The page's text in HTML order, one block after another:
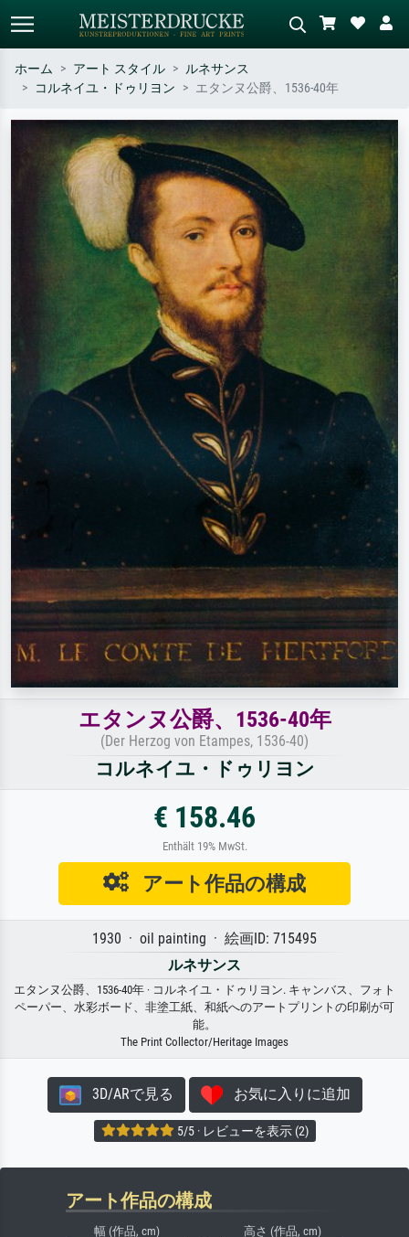
作家名・作品名・スタイルで検索
– 例：モネ、星月夜、印象派、北
斎の波、ヌード。
シーンを説明してください – 例：
緑の草原、赤の多い抽象画、暗い
油絵、木のそばの立ち姿のヌー
ホーム アート スタイル
ルネサンス
コルネイユ・ドゥリヨン
エタンヌ公爵、1536-40年
エタンヌ公爵、1536-40年
(Der Herzog von Etampes, 1536-40)
コルネイユ・ドゥリヨン
€ 158.46
Enthält 19% MwSt.
アート作品の構成
1930 · oil painting · 絵画ID: 715495
ルネサンス
エタンヌ公爵、1536-40年 · コルネイユ・ドゥリヨン. キャンバス、フォト
ペーパー、水彩ボード、非塗工紙、和紙へのアートプリントの印刷が可
能。
The Print Collector/Heritage Images
3D/ARで見る お気に入りに追加
5/5 · レビューを表示 (2)
アート作品の構成
幅 (作品, cm) 高さ (作品, cm)